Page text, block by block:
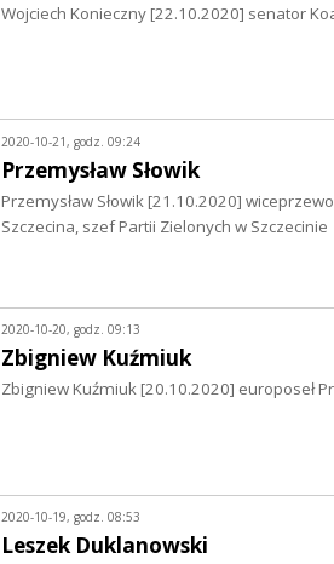
Wojciech Konieczny [22.10.2020] senator
2020-10-21, godz. 09:24
Przemysław Słowik
Przemysław Słowik [21.10.2020]
Szczecina, szef Partii Zielonych w Szczecinie
2020-10-20, godz. 09:13
Zbigniew Kuźmiuk
Zbigniew Kuźmiuk [20.10.2020] europoseł
2020-10-19, godz. 08:53
Leszek Duklanowski